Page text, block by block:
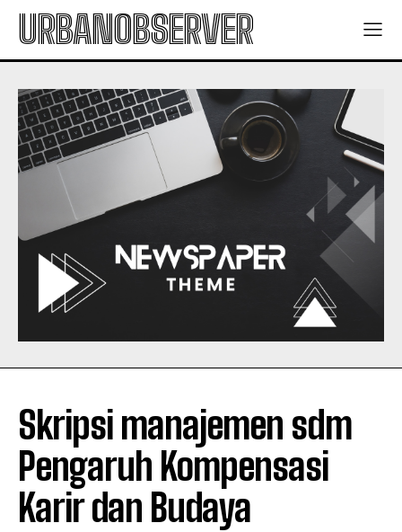
URBANOBSERVER
Skripsi manajemen sdm
Pengaruh Kompensasi
Karir dan Budaya